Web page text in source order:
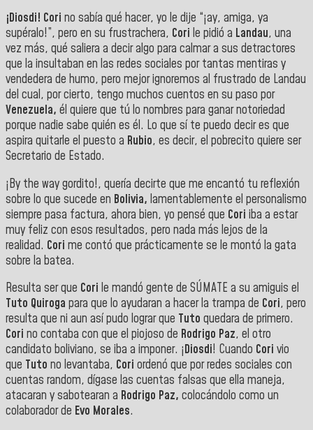
¡Diosdi! Cori no sabía qué hacer, yo le dije “¡ay, amiga, ya
supéralo!”, pero en su frustrachera, Cori le pidió a Landau, una
vez más, qué saliera a decir algo para calmar a sus detractores
que la insultaban en las redes sociales por tantas mentiras y
vendedera de humo, pero mejor ignoremos al frustrado de Landau
del cual, por cierto, tengo muchos cuentos en su paso por
Venezuela, él quiere que tú lo nombres para ganar notoriedad
porque nadie sabe quién es él. Lo que sí te puedo decir es que
aspira quitarle el puesto a Rubio, es decir, el pobrecito quiere ser
Secretario de Estado.
¡By the way gordito!, quería decirte que me encantó tu reflexión
sobre lo que sucede en Bolivia, lamentablemente el personalismo
siempre pasa factura, ahora bien, yo pensé que Cori iba a estar
muy feliz con esos resultados, pero nada más lejos de la
realidad. Cori me contó que prácticamente se le montó la gata
sobre la batea.
Resulta ser que Cori le mandó gente de SÚMATE a su amiguis el
Tuto Quiroga para que lo ayudaran a hacer la trampa de Cori, pero
resulta que ni aun así pudo lograr que Tuto quedara de primero.
Cori no contaba con que el piojoso de Rodrigo Paz, el otro
candidato boliviano, se iba a imponer. ¡Diosdi! Cuando Cori vio
que Tuto no levantaba, Cori ordenó que por redes sociales con
cuentas random, dígase las cuentas falsas que ella maneja,
atacaran y sabotearan a Rodrigo Paz, colocándolo como un
colaborador de Evo Morales.